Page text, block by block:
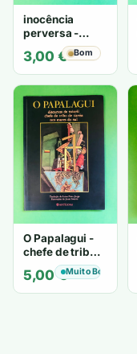
inocência
perversa -
PATRICIA
HIGHSMITH
3,00 € Bom
O Papalagui -
chefe de tribo
de tiavéa
5,00€Muito Bom